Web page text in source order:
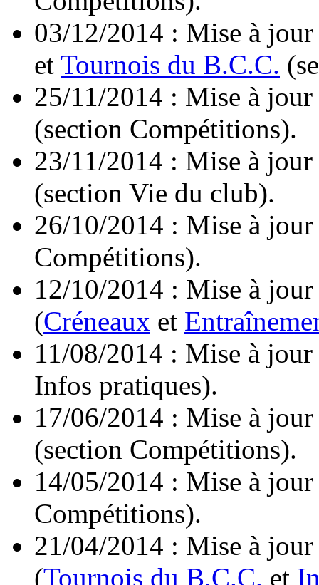
03/12/2014 : Mise à
et Tournois du B.C.C.
25/11/2014 : Mise à
(section Compétitions).
23/11/2014 : Mise à
(section Vie du club).
26/10/2014 : Mise à
Compétitions).
12/10/2014 : Mise à
(Créneaux et
11/08/2014 : Mise à
Infos pratiques).
17/06/2014 : Mise à
(section Compétitions).
14/05/2014 : Mise à
Compétitions).
21/04/2014 : Mise à
(Tournois du B.C.C. et